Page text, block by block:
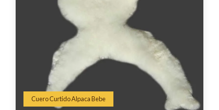
Cuero Curtido Alpaca Bebe